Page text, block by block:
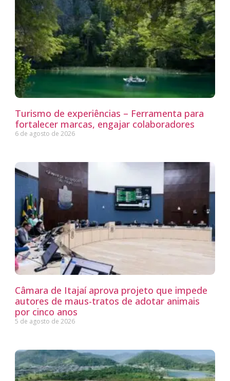
Turismo de experiências – Ferramenta para
fortalecer marcas, engajar colaboradores
6 de agosto de 2026
Câmara de Itajaí aprova projeto que impede
autores de maus-tratos de adotar animais
por cinco anos
5 de agosto de 2026